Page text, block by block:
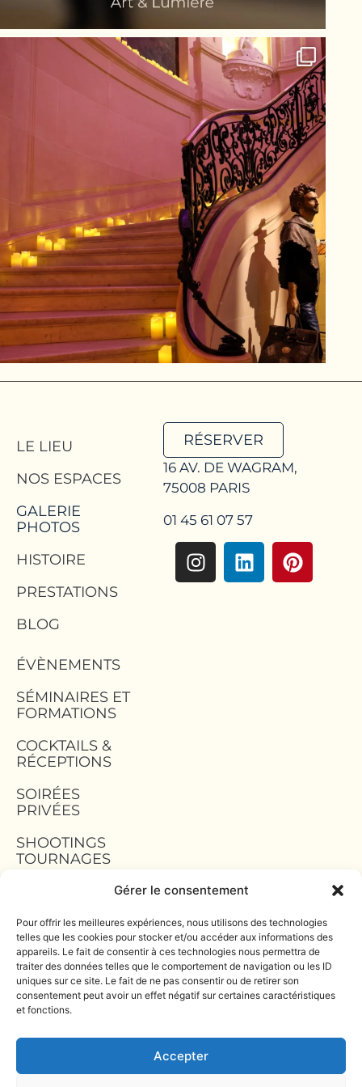
Gérer le consentement
Pour offrir les meilleures expériences, nous utilisons des technologies
telles que les cookies pour stocker et/ou accéder aux informations des
appareils. Le fait de consentir à ces technologies nous permettra de
traiter des données telles que le comportement de navigation ou les ID
uniques sur ce site. Le fait de ne pas consentir ou de retirer son
consentement peut avoir un effet négatif sur certaines caractéristiques
et fonctions.
Accepter
LE LIEU
NOS ESPACES
GALERIE
PHOTOS
HISTOIRE
PRESTATIONS
BLOG
ÉVÈNEMENTS
SÉMINAIRES ET
FORMATIONS
COCKTAILS &
RÉCEPTIONS
SOIRÉES
PRIVÉES
SHOOTINGS
TOURNAGES
TEAM BUILDING
MENTIONS
LÉGALES
POLITIQUE DE
CONFIDENTIALITÉ
COOKIES (UE)
RÉSERVER
16 AV. DE WAGRAM,
75008 PARIS
01 45 61 07 57
Hôtel